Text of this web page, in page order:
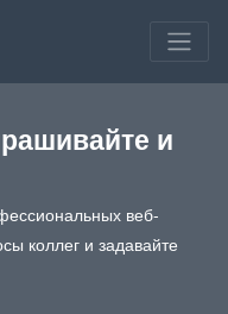
и
веб-
коллег и задавайте